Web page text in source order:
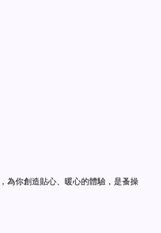
為你創造貼心、暖心的體驗，是蚤操